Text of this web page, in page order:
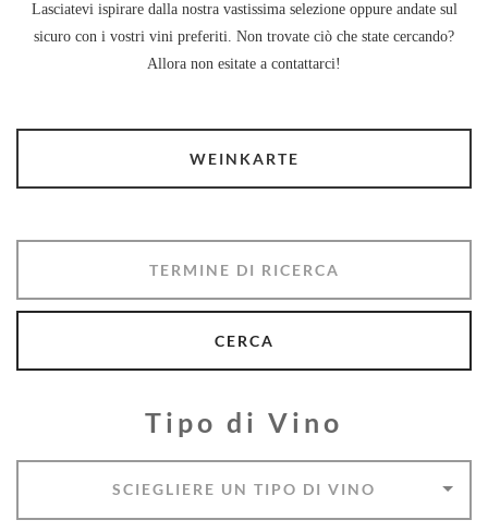
Lasciatevi ispirare dalla nostra vastissima selezione oppure andate sul
sicuro con i vostri vini preferiti. Non trovate ciò che state cercando?
Allora non esitate a contattarci!
WEINKARTE
Tipo di Vino